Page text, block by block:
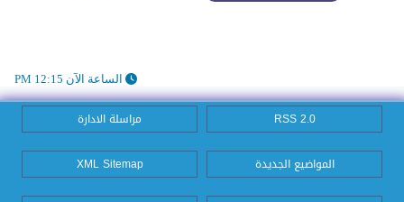
الساعة الآن 12:15 PM
RSS 2.0 مراسلة الادارة
المواضيع الجديدة XML Sitemap